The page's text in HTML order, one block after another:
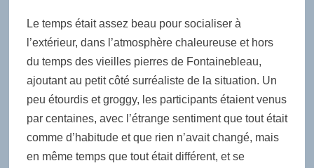
Le temps était assez beau pour socialiser à
l’extérieur, dans l’atmosphère chaleureuse et hors
du temps des vieilles pierres de Fontainebleau,
ajoutant au petit côté surréaliste de la situation. Un
peu étourdis et groggy, les participants étaient venus
par centaines, avec l’étrange sentiment que tout était
comme d’habitude et que rien n’avait changé, mais
en même temps que tout était différent, et se